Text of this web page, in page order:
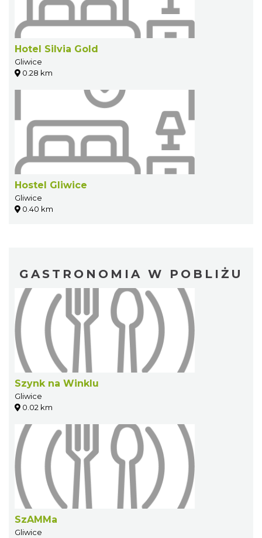
Hotel Silvia Gold
Gliwice
0.28 km
Hostel Gliwice
Gliwice
0.40 km
GASTRONOMIA W POBLIŻU
Szynk na Winklu
Gliwice
0.02 km
SzAMMa
Gliwice